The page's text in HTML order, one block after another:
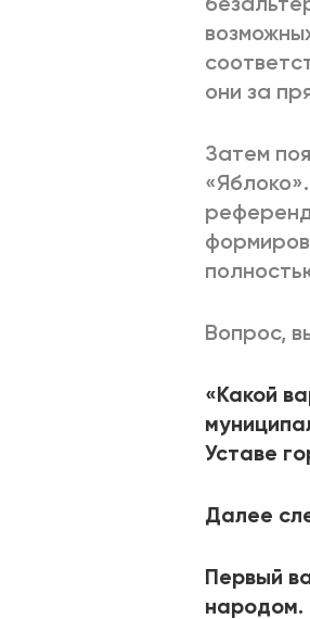
они за
Затем
Вопрос,
«Какой
Уставе
Далее
Первый
народом.